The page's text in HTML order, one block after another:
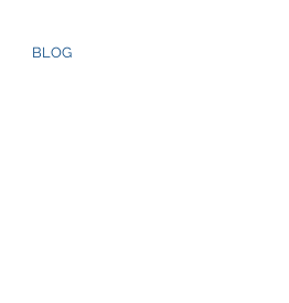
BLOG